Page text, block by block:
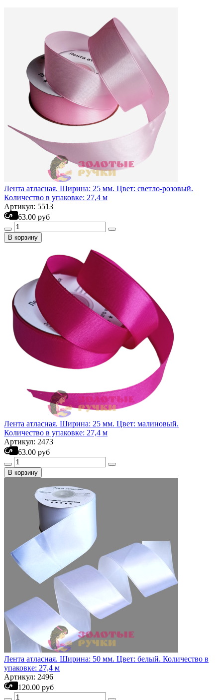
Лента атласная. Ширина: 25 мм. Цвет: светло-розовый.
Количество в упаковке: 27,4 м
Артикул: 5513
63.00 руб
В корзину
Лента атласная. Ширина: 25 мм. Цвет: малиновый.
Количество в упаковке: 27,4 м
Артикул: 2473
63.00 руб
В корзину
Лента атласная. Ширина: 50 мм. Цвет: белый. Количество в
упаковке: 27,4 м
Артикул: 2496
120.00 руб